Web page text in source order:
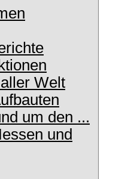
Welt
um den ...
und